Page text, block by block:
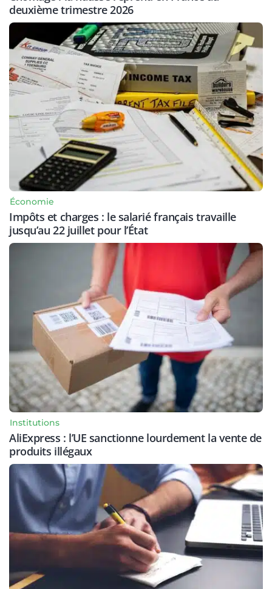
deuxième trimestre 2026
Économie
Impôts et charges : le salarié français travaille
jusqu’au 22 juillet pour l’État
Institutions
AliExpress : l’UE sanctionne lourdement la vente de
produits illégaux